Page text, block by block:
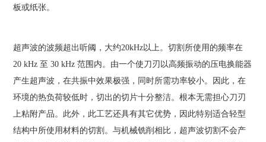
板或纸张。
超声波的波频超出听阈，大约20kHz以上。切割所使用的频率在
20 kHz 至 30 kHz 范围内。由一个使刀刃以高频振动的压电换能器
产生超声波，在共振中效果极强，同时所需功率较小。因此，在
环境的热负荷较低时，切出的切片十分整洁。根本无需担心刀刃
上粘附产品。此外，此工艺还具有其它优势，因此特别适合轻型
结构中所使用材料的切割。与机械铣削相比，超声波切割不会产